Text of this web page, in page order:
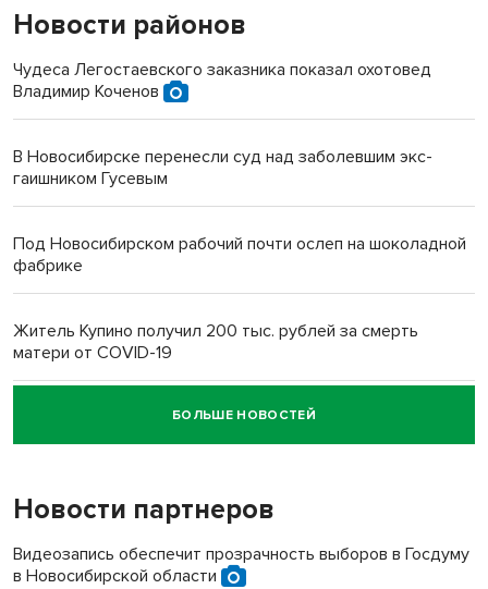
Новости районов
Чудеса Легостаевского заказника показал охотовед
Владимир Коченов
В Новосибирске перенесли суд над заболевшим экс-
гаишником Гусевым
Под Новосибирском рабочий почти ослеп на шоколадной
фабрике
Житель Купино получил 200 тыс. рублей за смерть
матери от COVID-19
Новосибирский суд наказал водителя за смерть
пенсионерки на вокзале
БОЛЬШЕ НОВОСТЕЙ
Новости партнеров
Видеозапись обеспечит прозрачность выборов в Госдуму
в Новосибирской области